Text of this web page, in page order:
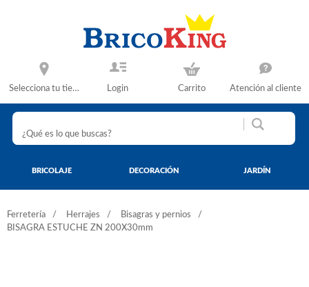
Selecciona tu tienda Login Carrito Atención al cliente
BRICOLAJE DECORACIÓN JARDÍN
Ferretería Herrajes
Bisagras y pernios
BISAGRA ESTUCHE ZN 200X30mm